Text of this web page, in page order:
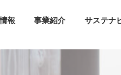
報 事業紹介 サステナ